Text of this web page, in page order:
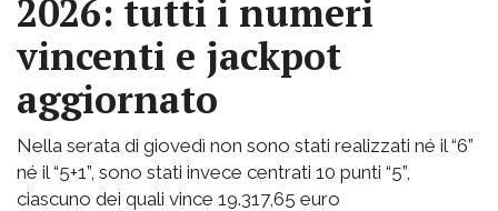
2026: tutti i numeri
vincenti e jackpot
aggiornato
Nella serata di giovedì non sono stati realizzati né il “6”
né il “5+1”, sono stati invece centrati 10 punti “5”,
ciascuno dei quali vince 19.317,65 euro